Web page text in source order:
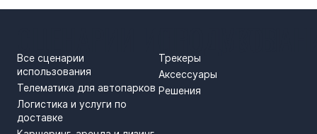
Все сценарии
использования
Телематика для автопарков
Логистика и услуги по
доставке
Трекеры
Аксессуары
Решения